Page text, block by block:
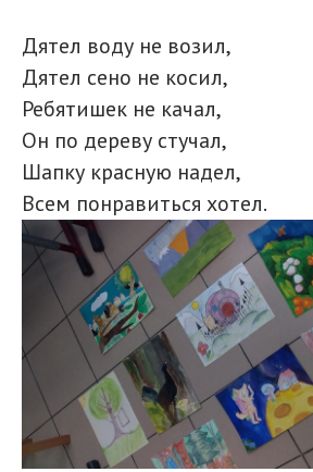
Дятел воду не возил,
Дятел сено не косил,
Ребятишек не качал,
Он по дереву стучал,
Шапку красную надел,
Всем понравиться хотел.